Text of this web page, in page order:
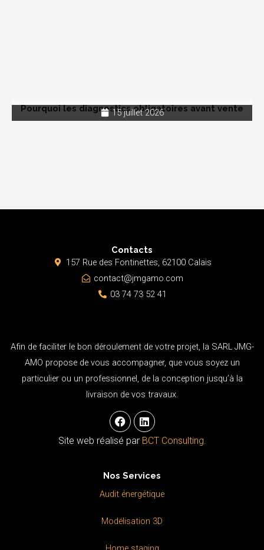
Pourquoi les diagnostics obligatoires avant vente
15 juillet 2026
Contacts
157 Rue des Fontinettes, 62100 Calais
contact@jmgamo.com
03 74 73 52 41
Afin de faciliter le bon déroulement de votre projet, la SARL JMG-
AMO propose de vous accompagner, que vous soyez un
particulier ou un professionnel, de la conception jusqu’à la
livraison de vos travaux.
F
a
c
e
o
k
L
i
n
k
i
n
Site web réalisé par BCT Consulting.
Nos Services
Audit énergétique
Modélisation 3D